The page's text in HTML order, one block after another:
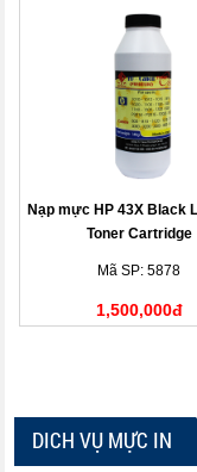
Nạp mực HP 43X Black
Toner Cartridge
Mã SP: 5878
1,500,000đ
DICH VỤ MỰC IN